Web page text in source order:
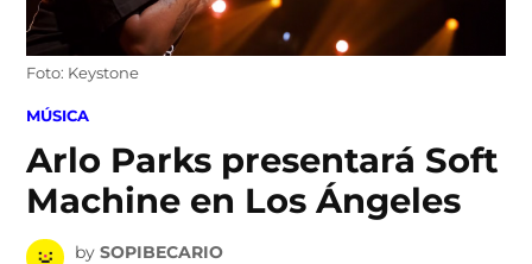
Foto: Keystone
POSTED
MÚSICA
Arlo Parks presentará Soft
Machine en Los Ángeles
by SOPIBECARIO